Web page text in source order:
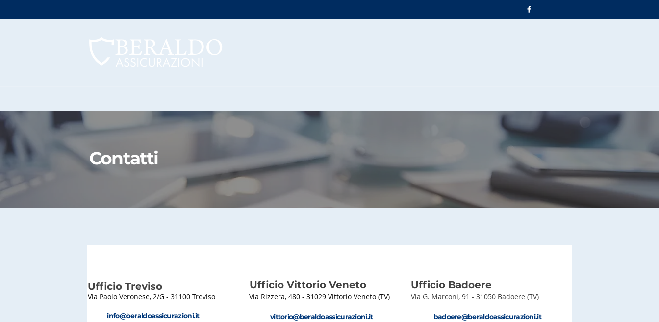
Contatti
Ufficio Treviso
Via Paolo Veronese, 2/G -31100 Treviso
info@beraldoassicurazioni.it
Ufficio Vittorio Veneto
Via Rizzera, 480 - 31029 Vittorio Veneto (TV)
vittorio@beraldoassicurazioni.it
Ufficio Badoere
Via G. Marconi, 91 - 31050 Badoere (TV)
badoere@beraldoassicurazioni.it